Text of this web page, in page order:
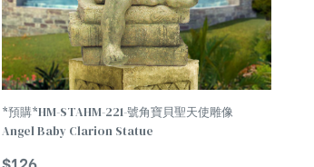
*預購*HM-STAHM-221-號角寶貝聖天使雕像
Angel Baby Clarion Statue
$126